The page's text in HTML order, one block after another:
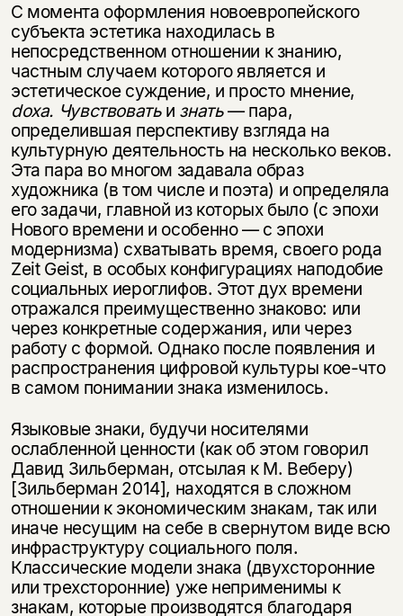
С момента оформления новоевропейского
субъекта эстетика находилась в
непосредственном отношении к знанию,
частным случаем которого является и
эстетическое суждение, и просто мнение,
doxa. Чувствоватьи знать— пара,
определившая перспективу взгляда на
культурную деятельность на несколько веков.
Эта пара во многом задавала образ
художника (в том числе и поэта) и определяла
его задачи, главной из которых было (с эпохи
Нового времени и особенно — с эпохи
модернизма) схватывать время, своего рода
Zeit Geist, в особых конфигурациях наподобие
социальных иероглифов. Этот дух времени
отражался преимущественно знаково: или
через конкретные содержания, или через
работу с формой. Однако после появления и
распространения цифровой культуры кое-что
в самом понимании знака изменилось.
Языковые знаки, будучи носителями
ослабленной ценности (как об этом говорил
Давид Зильберман, отсылая к М. Веберу)
[Зильберман 2014], находятся в сложном
отношении к экономическим знакам, так или
иначе несущим на себе в свернутом виде всю
инфраструктуру социального поля.
Классические модели знака (двухсторонние
или трехсторонние) уже неприменимы к
знакам, которые производятся благодаря
Подписка на рассылку
Раз в неделю мы отправляем рассылку
о книгах и событиях «НЛО».
За подписку дарим промокод на
скидку 15%
Я соглашаюсь сПолитикой конфиденциальности
подписаться
Этой книги временно
нет в продаже.
Вы можете подписаться на
уведомления, и при поступлении книги
на склад получить письмо на указанный
электронный адрес.
Я соглашаюсь сПолитикой конфиденциальности
подписаться
Эта книга
не предназначена для
несовершеннолетних
Скажите, пожалуйста,
вам уже исполнилось 18 лет?
да
нет, вернуться назад